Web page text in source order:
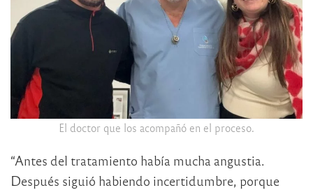
El doctor que los acompañó en el proceso.
“Antes del tratamiento había mucha angustia.
Después siguió habiendo incertidumbre, porque